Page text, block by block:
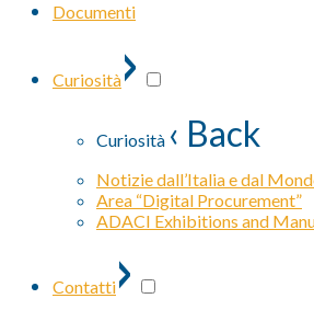
Documenti
Curiosità›
Curiosità ‹ Back
Notizie dall’Italia e dal
Area “Digital Procurement”
ADACI Exhibitions and
Contatti›